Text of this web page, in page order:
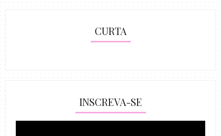
CURTA
INSCREVA-SE